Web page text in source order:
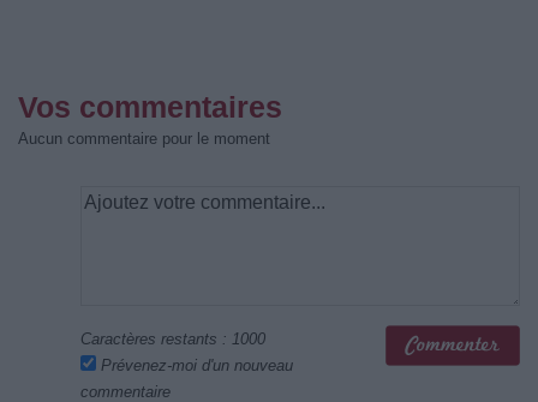
Vos commentaires
Aucun commentaire pour le moment
Caractères restants : 1000
Prévenez-moi d'un nouveau
commentaire